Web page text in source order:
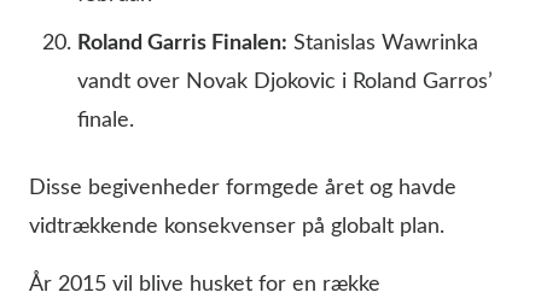
Roland Garris Finalen: Stanislas Wawrinka
vandt over Novak Djokovic i Roland Garros’
finale.
Disse begivenheder formgede året og havde
vidtrækkende konsekvenser på globalt plan.
År 2015 vil blive husket for en række